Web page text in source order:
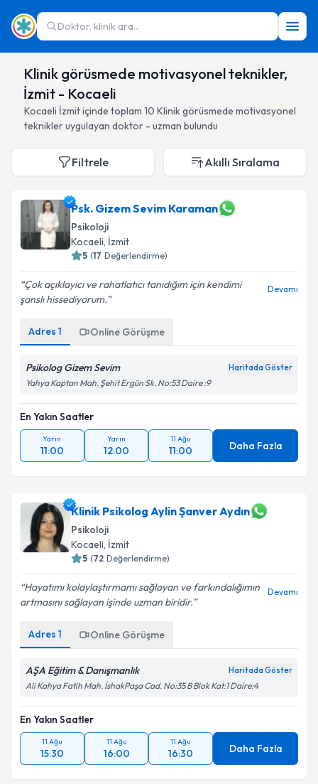
Doktor, klinik ara...
Klinik görüsmede motivasyonel teknikler,
İzmit - Kocaeli
Kocaeli İzmitiçinde toplam 10 Klinik görüsmede motivasyonel
teknikleruygulayan doktor - uzman bulundu
Filtrele Akıllı Sıralama
Psk. Gizem Sevim Karaman
Psikoloji
Kocaeli, İzmit
5 (17 Değerlendirme)
Çok açıklayıcı ve rahatlatıcı tanıdığım için kendimi
şanslı hissediyorum.
Devamı
Adres 1 Online Görüşme
Psikolog Gizem Sevim Haritada Göster
Yahya Kaptan Mah. Şehit Ergün Sk. No:53 Daire :9
En Yakın Saatler
Yarın
11:00
Yarın
12:00
11 Ağu
11:00 Daha Fazla
Klinik Psikolog Aylin Şanver Aydın
Psikoloji
Kocaeli, İzmit
5 (72 Değerlendirme)
Hayatımı kolaylaştırmamı sağlayan ve farkındalığımın
artmasını sağlayan işinde uzman biridir.
Devamı
Adres 1 Online Görüşme
AŞA Eğitim & Danışmanlık Haritada Göster
Ali Kahya Fatih Mah. İshakPaşa Cad. No:35 B Blok Kat:1 Daire:4
En Yakın Saatler
11 Ağu
15:30
11 Ağu
16:00
11 Ağu
16:30 Daha Fazla